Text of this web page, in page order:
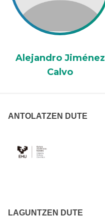
Alejandro Jiménez
Calvo
ANTOLATZEN DUTE
LAGUNTZEN DUTE